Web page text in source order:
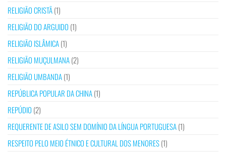
RELIGIÃO CRISTÃ(1)
RELIGIÃO DO ARGUIDO (1)
RELIGIÃO ISLÂMICA(1)
RELIGIÃO MUÇULMANA(2)
RELIGIÃO UMBANDA(1)
REPÚBLICA POPULAR DA CHINA(1)
REPÚDIO (2)
REQUERENTE DE ASILO SEM DOMÍNIO DA LÍNGUA PORTUGUESA(1)
RESPEITO PELO MEIO ÉTNICO E CULTURAL DOS MENORES(1)